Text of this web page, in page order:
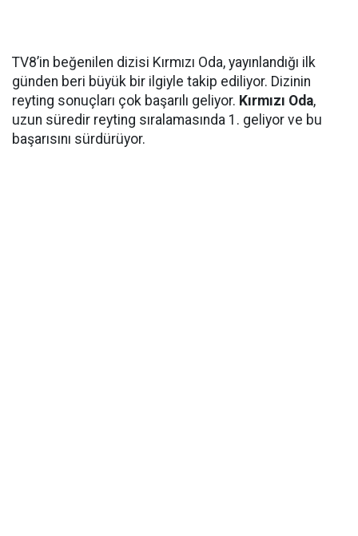
TV8’in beğenilen dizisi Kırmızı Oda, yayınlandığı ilk
günden beri büyük bir ilgiyle takip ediliyor. Dizinin
reyting sonuçları çok başarılı geliyor. Kırmızı Oda,
uzun süredir reyting sıralamasında 1. geliyor ve bu
başarısını sürdürüyor.